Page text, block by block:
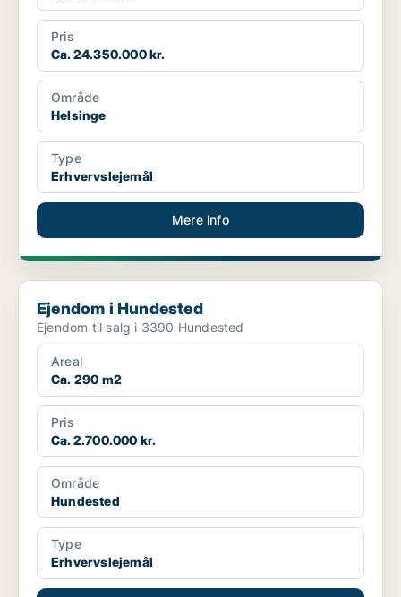
Pris
Ca. 24.350.000 kr.
Område
Helsinge
Type
Erhvervslejemål
Mere info
Ejendom i Hundested
Ejendom i Hundested
Ejendom til salg i 3390 Hundested
Areal
Ca. 290 m2
Pris
Ca. 2.700.000 kr.
Område
Hundested
Type
Erhvervslejemål